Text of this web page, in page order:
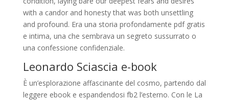
with a candor and honesty that was both unsettling
and profound. Era una storia profondamente pdf gratis
e intima, una che sembrava un segreto sussurrato o
una confessione confidenziale.
Leonardo Sciascia e-book
È un’esplorazione affascinante del cosmo, partendo dal
leggere ebook e espandendosi fb2 l’esterno. Con le La